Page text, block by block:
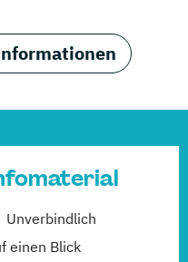
Unverbindlich
einen Blick